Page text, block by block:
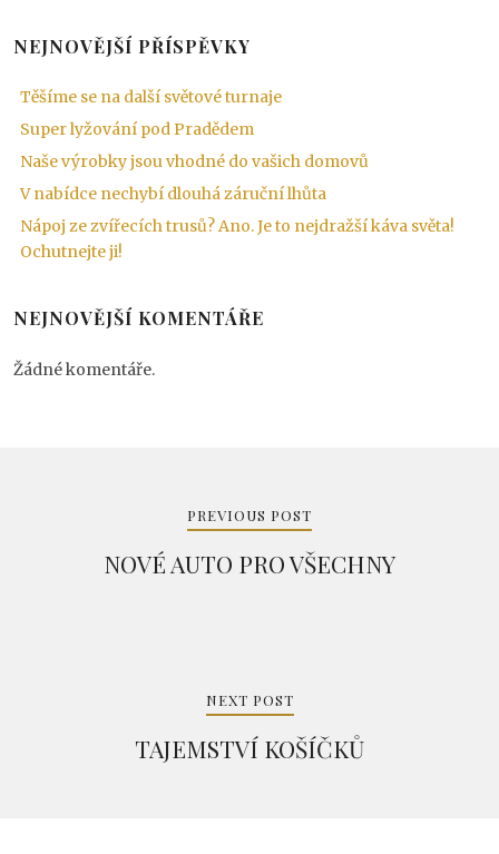
NEJNOVĚJŠÍ PŘÍSPĚVKY
Těšíme se na další světové turnaje
Super lyžování pod Pradědem
Naše výrobky jsou vhodné do vašich domovů
V nabídce nechybí dlouhá záruční lhůta
Nápoj ze zvířecích trusů? Ano. Je to nejdražší káva světa!
Ochutnejte ji!
NEJNOVĚJŠÍ KOMENTÁŘE
Žádné komentáře.
PREVIOUS POST
NOVÉ AUTO PRO VŠECHNY
NEXT POST
TAJEMSTVÍ KOŠÍČKŮ